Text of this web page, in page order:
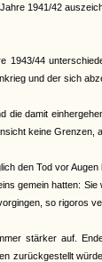
1941/42
1943/44
und der sich
die damit
keine Grenzen,
den Tod vor
gemein hatten:
so rigoros
stärker auf.
zurückgestellt